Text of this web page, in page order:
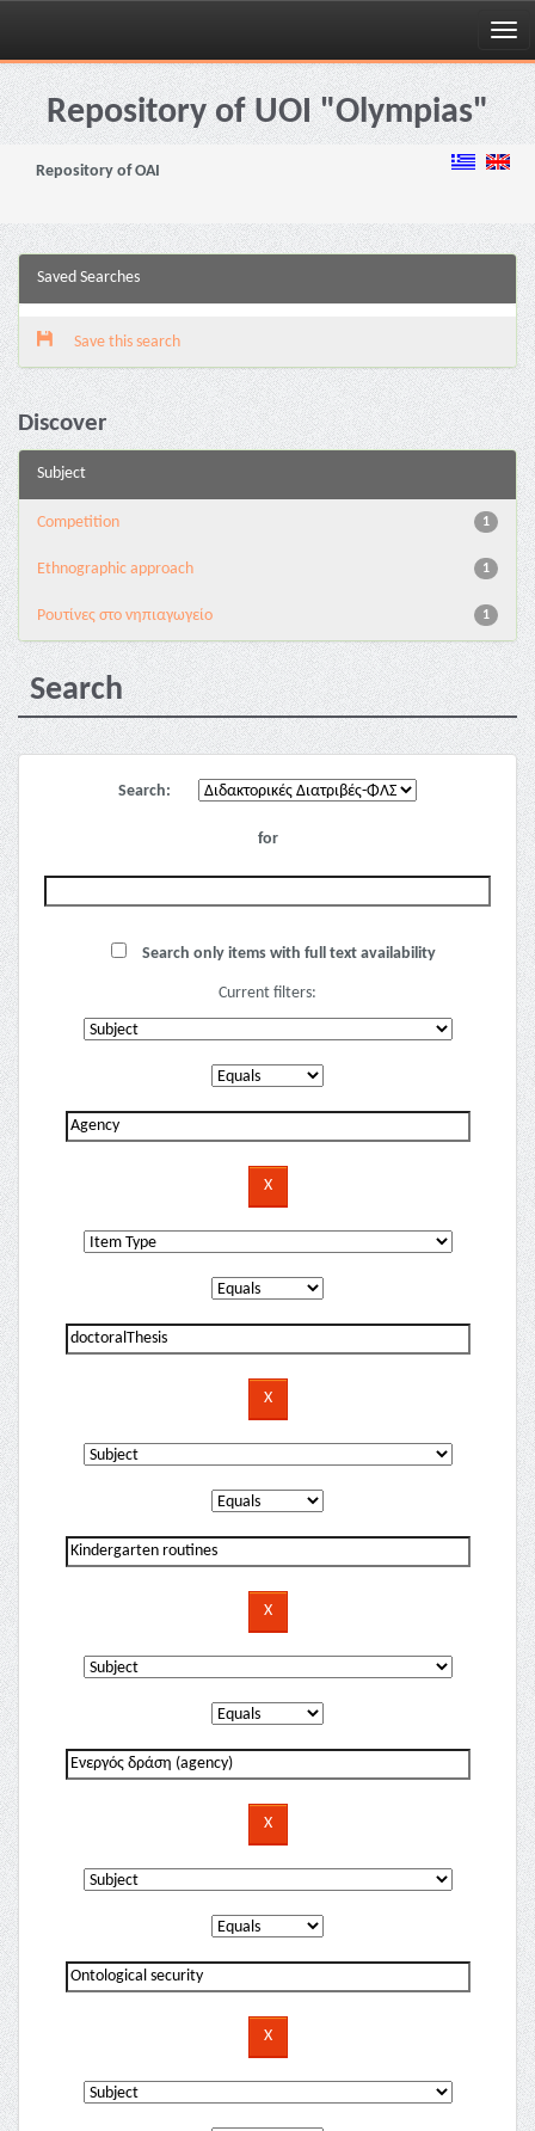
Skip
navigationRepository of UOI "Olympias"
Repository of OAI
Saved Searches
Save this search
Discover
Subject
1
Competition
1
Ethnographic approach
1
Pουτίνες στο νηπιαγωγείο
Search
Search:
for
Search only items with full text availability
Current filters: